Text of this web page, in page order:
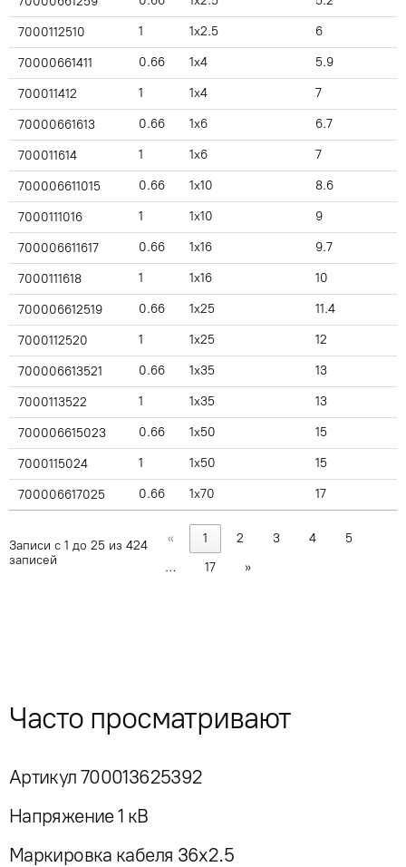
7000112510 1 1x2.5 6
70000661411 0.66 1x4 5.9
700011412 1 1x4 7
70000661613 0.66 1x6 6.7
700011614 1 1x6 7
700006611015 0.66 1x10 8.6
7000111016 1 1x10 9
700006611617 0.66 1x16 9.7
7000111618 1 1x16 10
700006612519 0.66 1x25 11.4
7000112520 1 1x25 12
700006613521 0.66 1x35 13
7000113522 1 1x35 13
700006615023 0.66 1x50 15
7000115024 1 1x50 15
700006617025 0.66 1x70 17
Записи с 1 до 25 из 424
записей
« 1 2 3 4
5
…
17 »
Часто просматривают
Артикул 700013625392
Напряжение 1 кВ
Маркировка кабеля 36x2.5